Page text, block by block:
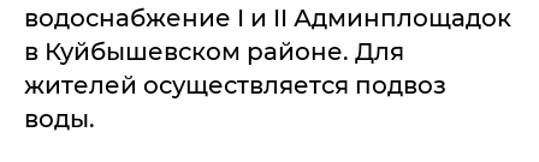
водоснабжение I и II Админплощадок
в Куйбышевском районе. Для
жителей осуществляется подвоз
воды.